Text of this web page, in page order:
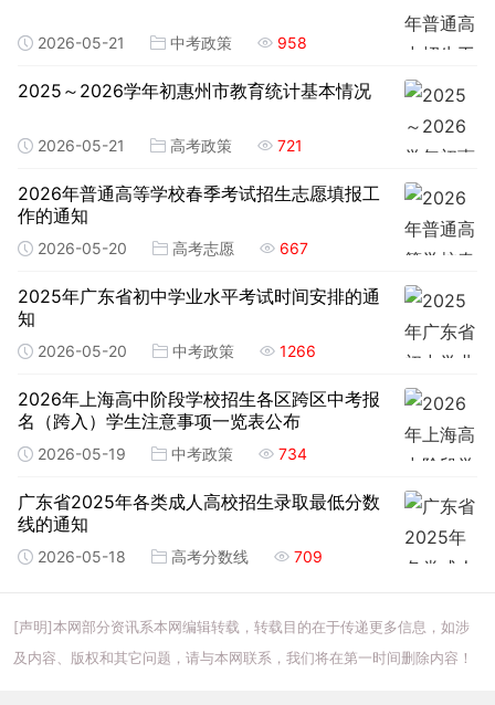
2026-05-21 中考政策 958
2025～2026学年初惠州市教育统计基本情况
2026-05-21 高考政策 721
2026年普通高等学校春季考试招生志愿填报工
作的通知
2026-05-20 高考志愿 667
2025年广东省初中学业水平考试时间安排的通
知
2026-05-20 中考政策 1266
2026年上海高中阶段学校招生各区跨区中考报
名（跨入）学生注意事项一览表公布
2026-05-19 中考政策 734
广东省2025年各类成人高校招生录取最低分数
线的通知
2026-05-18 高考分数线 709
[声明]本网部分资讯系本网编辑转载，转载目的在于传递更多信息，如涉
及内容、版权和其它问题，请与本网联系，我们将在第一时间删除内容！